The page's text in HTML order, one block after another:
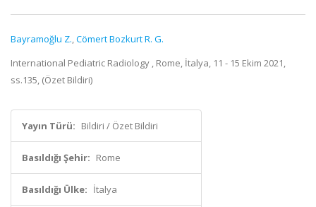
Bayramoğlu Z.,Cömert Bozkurt R. G.
International Pediatric Radiology , Rome, İtalya, 11 - 15 Ekim 2021,
ss.135, (Özet Bildiri)
Yayın Türü: Bildiri / Özet Bildiri
Basıldığı Şehir: Rome
Basıldığı Ülke: İtalya